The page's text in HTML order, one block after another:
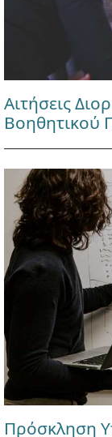
Αιτήσεις
Βοηθητικού
Πρόσκληση